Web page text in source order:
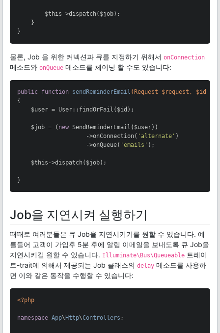
        $this->dispatch($job);
    }
}
물론, Job 을 위한 커넥션과 큐를 지정하기 위해서 onConnection
메소드와 onQueue 메소드를 체이닝 할 수도 있습니다:
public function sendReminderEmail (Request $request, $id)
{
    $user = User::findOrFail($id);
    $job = (
new SendReminderEmail($user))
                    ->onConnection(
'alternate' )
                    ->onQueue(
'emails' );
    $this->dispatch($job);
}
Job을 지연시켜 실행하기
때때로 여러분들은 큐 Job을 지연시키기를 원할 수 있습니다. 예
를들어 고객이 가입후 5분 후에 알림 이메일을 보내도록 큐 Job을
지연시키길 원할 수 있습니다. Illuminate\Bus\Queueable 트레이
트-trait에 의해서 제공되는 Job 클래스의 delay 메소드를 사용하
면 이와 같은 동작을 수행할 수 있습니다:
<?php
namespace App\Http\Controllers ;